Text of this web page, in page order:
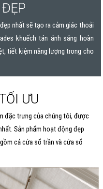
nhất sẽ tạo ra cảm giác thoải
khuếch tán ánh sáng hoàn
tiết kiệm năng lượng trong cho
ƯU
đặc trưng của chúng tôi, được
Sản phẩm hoạt động đẹp
cả cửa sổ trần và cửa sổ